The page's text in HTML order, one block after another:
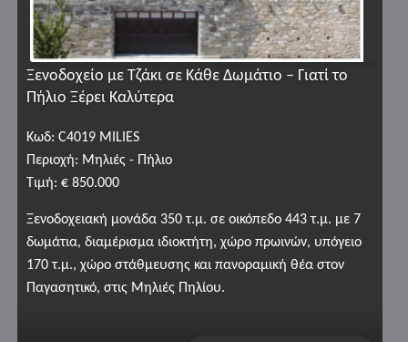
Ξενοδοχείο με Τζάκι σε Κάθε Δωμάτιο – Γιατί το
Πήλιο Ξέρει Καλύτερα
Κωδ: C4019 MILIES
Περιοχή: Μηλιές - Πήλιο
Τιμή: € 850.000
Ξενοδοχειακή μονάδα 350 τ.μ. σε οικόπεδο 443 τ.μ. με 7
δωμάτια, διαμέρισμα ιδιοκτήτη, χώρο πρωινών, υπόγειο
170 τ.μ., χώρο στάθμευσης και πανοραμική θέα στον
Παγασητικό, στις Μηλιές Πηλίου.